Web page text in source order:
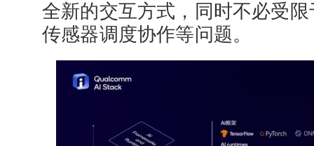
全新的交互方式，同时不必受
传感器调度协作等问题。